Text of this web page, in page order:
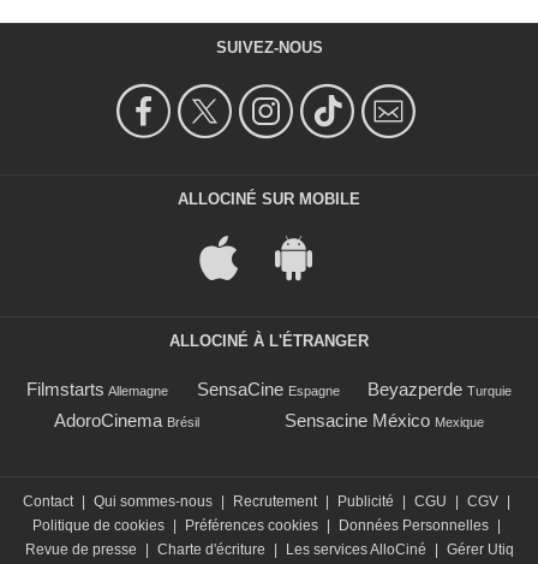
SUIVEZ-NOUS
ALLOCINÉ SUR MOBILE
ALLOCINÉ À L'ÉTRANGER
Filmstarts Allemagne SensaCine Espagne Beyazperde Turquie
AdoroCinema Brésil Sensacine México Mexique
Contact | Qui sommes-nous | Recrutement | Publicité | CGU | CGV |
Politique de cookies | Préférences cookies | Données Personnelles |
Revue de presse
| Charte d'écriture | Les services AlloCiné | Gérer Utiq